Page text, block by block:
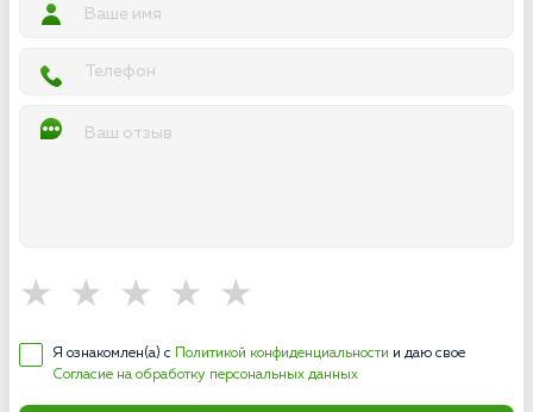
Я ознакомлен(а) с Политикой конфиденциальности и даю свое
Согласие на обработку персональных данных